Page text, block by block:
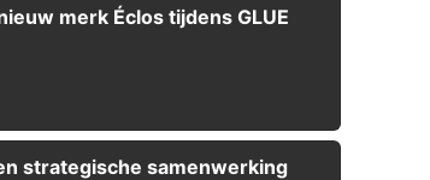
merk Éclos tijdens GLUE
strategische samenwerking